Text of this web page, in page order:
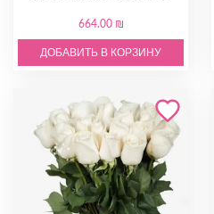
664.00 ₪
ДОБАВИТЬ В КОРЗИНУ